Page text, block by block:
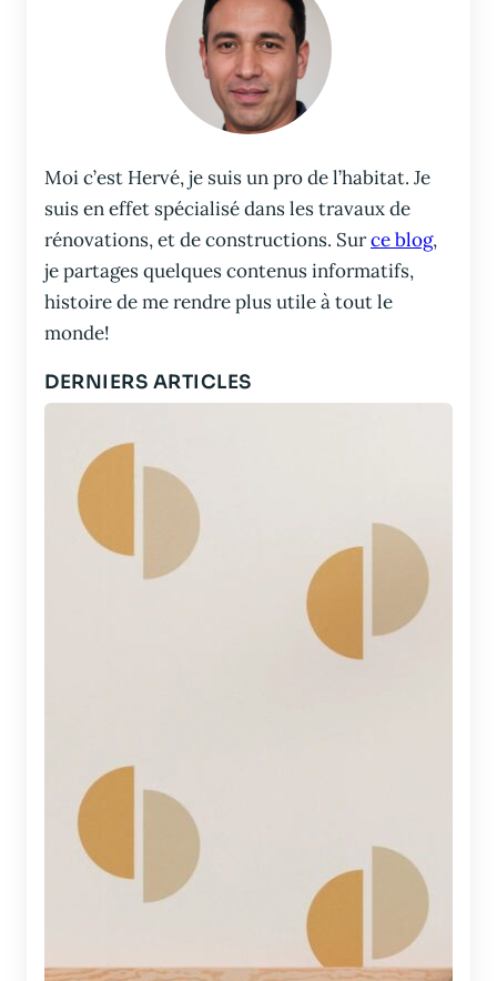
Moi c’est Hervé, je suis un pro de l’habitat. Je
suis en effet spécialisé dans les travaux de
rénovations, et de constructions. Surce blog,
je partages quelques contenus informatifs,
histoire de me rendre plus utile à tout le
monde!
DERNIERS ARTICLES